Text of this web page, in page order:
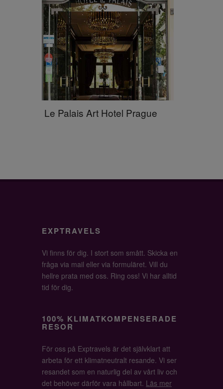
Le Palais Art Hotel Prague
EXPTRAVELS
Vi finns för dig. I stort som smått. Skicka en
fråga via mail eller via formuläret. Vill du
hellre prata med oss. Ring oss! Vi har alltid
tid för dig.
100% KLIMATKOMPENSERADE
RESOR
För oss på Exptravels är det självklart att
arbeta för ett klimatneutralt resande. Vi ser
resandet som en naturlig del av vårt liv och
det behöver därför vara hållbart. Läs mer